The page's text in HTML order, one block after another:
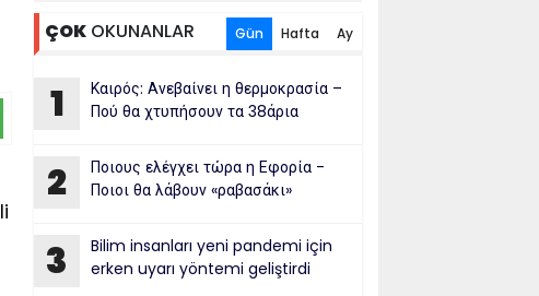
ÇOK OKUNANLAR Gün Hafta Ay
1
Καιρός: Ανεβαίνει η θερμοκρασία –
Πού θα χτυπήσουν τα 38άρια
2
Ποιους ελέγχει τώρα η Εφορία -
Ποιοι θα λάβουν «ραβασάκι»
3
Bilim insanları yeni pandemi için
erken uyarı yöntemi geliştirdi